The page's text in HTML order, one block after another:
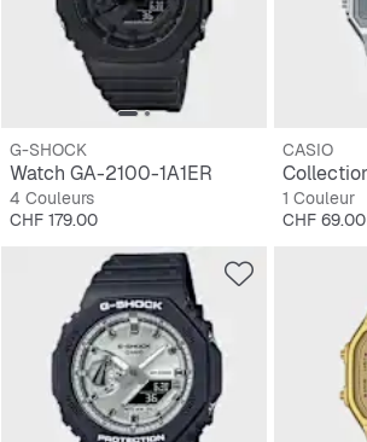
G-SHOCK
Watch GA-2100-1A1ER
4 Couleurs
Prix
CHF 179.00
CASIO
1 Couleur
Prix
CHF 69.00